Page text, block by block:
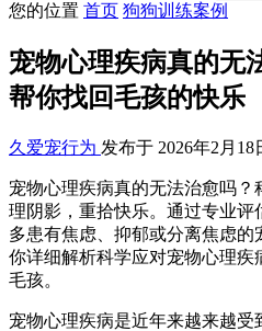
您的位置 首页 狗狗训练案例
宠物心理疾病真的无
帮你找回毛孩的快乐
久爱宠行为 发布于 2026年2月18
宠物心理疾病真的无法治愈吗
理阴影，重拾快乐。通过专业
多患有焦虑、抑郁或分离焦虑
你详细解析科学应对宠物心理
毛孩。
宠物心理疾病是近年来越来越